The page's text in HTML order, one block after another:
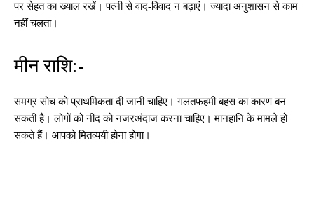
पर सेहत का ख्याल रखें। पत्नी से वाद-विवाद न बढ़ाएं। ज्यादा अनुशासन से काम
नहीं चलता।
मीन राशि:-
समग्र सोच को प्राथमिकता दी जानी चाहिए। गलतफहमी बहस का कारण बन
सकती है। लोगों को नींद को नजरअंदाज करना चाहिए। मानहानि के मामले हो
सकते हैं। आपको मितव्ययी होना होगा।